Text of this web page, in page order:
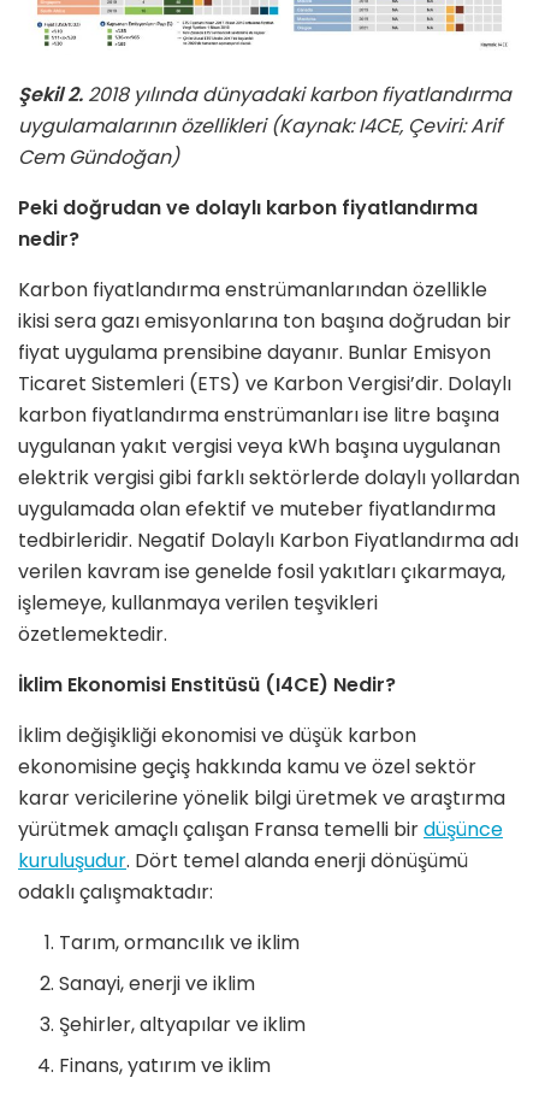
Şekil 2. 2018 yılında dünyadaki karbon fiyatlandırma
uygulamalarının özellikleri (Kaynak: I4CE, Çeviri: Arif
Cem Gündoğan)
Peki doğrudan ve dolaylı karbon fiyatlandırma
nedir?
Karbon fiyatlandırma enstrümanlarından özellikle
ikisi sera gazı emisyonlarına ton başına doğrudan bir
fiyat uygulama prensibine dayanır. Bunlar Emisyon
Ticaret Sistemleri (ETS) ve Karbon Vergisi’dir. Dolaylı
karbon fiyatlandırma enstrümanları ise litre başına
uygulanan yakıt vergisi veya kWh başına uygulanan
elektrik vergisi gibi farklı sektörlerde dolaylı yollardan
uygulamada olan efektif ve muteber fiyatlandırma
tedbirleridir. Negatif Dolaylı Karbon Fiyatlandırma adı
verilen kavram ise genelde fosil yakıtları çıkarmaya,
işlemeye, kullanmaya verilen teşvikleri
özetlemektedir.
İklim Ekonomisi Enstitüsü (I4CE) Nedir?
İklim değişikliği ekonomisi ve düşük karbon
ekonomisine geçiş hakkında kamu ve özel sektör
karar vericilerine yönelik bilgi üretmek ve araştırma
yürütmek amaçlı çalışan Fransa temelli birdüşünce
kuruluşudur. Dört temel alanda enerji dönüşümü
odaklı çalışmaktadır:
Tarım, ormancılık ve iklim
Sanayi, enerji ve iklim
Şehirler, altyapılar ve iklim
Finans, yatırım ve iklim